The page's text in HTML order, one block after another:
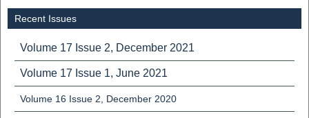
Recent Issues
Volume 17 Issue 2, December 2021
Volume 17 Issue 1, June 2021
Volume 16 Issue 2, December 2020